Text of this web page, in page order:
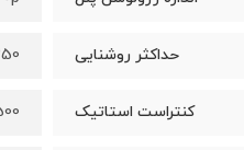
حداکثر روشنایی 250
کنتراست استاتیک : 1